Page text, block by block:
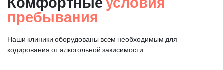
пребывания
Наши клиники оборудованы всем необходимым для
кодирования от алкогольной зависимости